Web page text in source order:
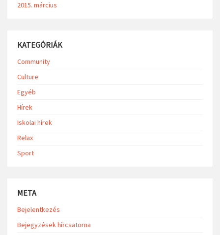
2015. március
KATEGÓRIÁK
Community
Culture
Egyéb
Hírek
Iskolai hírek
Relax
Sport
META
Bejelentkezés
Bejegyzések hírcsatorna